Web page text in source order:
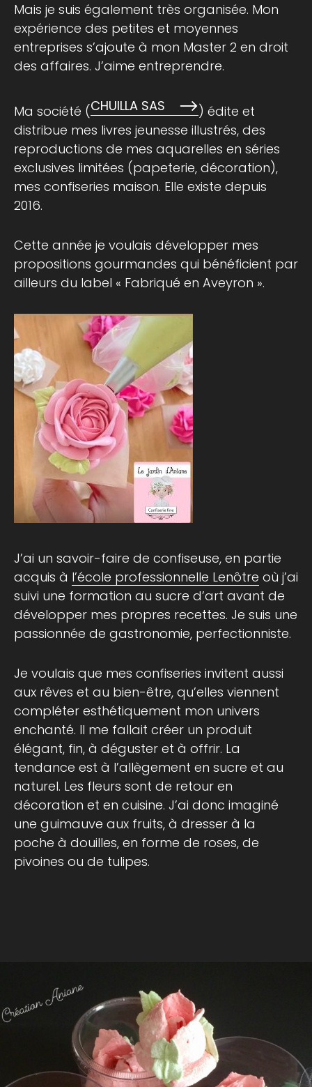
Mais je suis également très organisée. Mon
expérience des petites et moyennes
entreprises s’ajoute à mon Master 2 en droit
des affaires. J’aime entreprendre.
Ma société (CHUILLA SAS
) édite et
distribue mes livres jeunesse illustrés, des
reproductions de mes aquarelles en séries
exclusives limitées (papeterie, décoration),
mes confiseries maison. Elle existe depuis
2016.
Cette année je voulais développer mes
propositions gourmandes qui bénéficient par
ailleurs du label « Fabriqué en Aveyron ».
J’ai un savoir-faire de confiseuse, en partie
acquis à l’école professionnelle Lenôtre où j’ai
suivi une formation au sucre d’art avant de
développer mes propres recettes. Je suis une
passionnée de gastronomie, perfectionniste.
Je voulais que mes confiseries invitent aussi
aux rêves et au bien-être, qu’elles viennent
compléter esthétiquement mon univers
enchanté. Il me fallait créer un produit
élégant, fin, à déguster et à offrir. La
tendance est à l’allègement en sucre et au
naturel. Les fleurs sont de retour en
décoration et en cuisine. J’ai donc imaginé
une guimauve aux fruits, à dresser à la
poche à douilles, en forme de roses, de
pivoines ou de tulipes.